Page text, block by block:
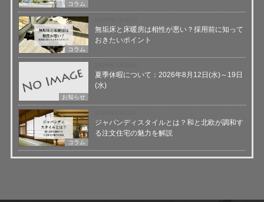
コラム
コラム
無垢床と床暖房は相性が悪い？採用前に知って
おきたいポイント
お知らせ
夏季休暇について：2026年8月12日(水)～19日
(水)
コラム
ジャパンディスタイルとは？和と北欧が調和す
る注文住宅の魅力を解説